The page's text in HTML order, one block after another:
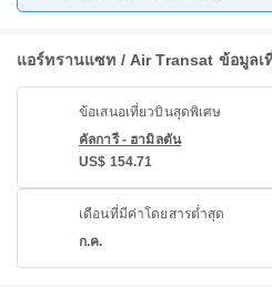
แอร์ทรานแซท / Air Transat ข้อมูล
ข้อเสนอเที่ยวบินสุดพิเศษ
คัลการี - ฮามิลตัน
US$ 154.71
เดือนที่มีค่าโดยสารต่ำสุด
ก.ค.